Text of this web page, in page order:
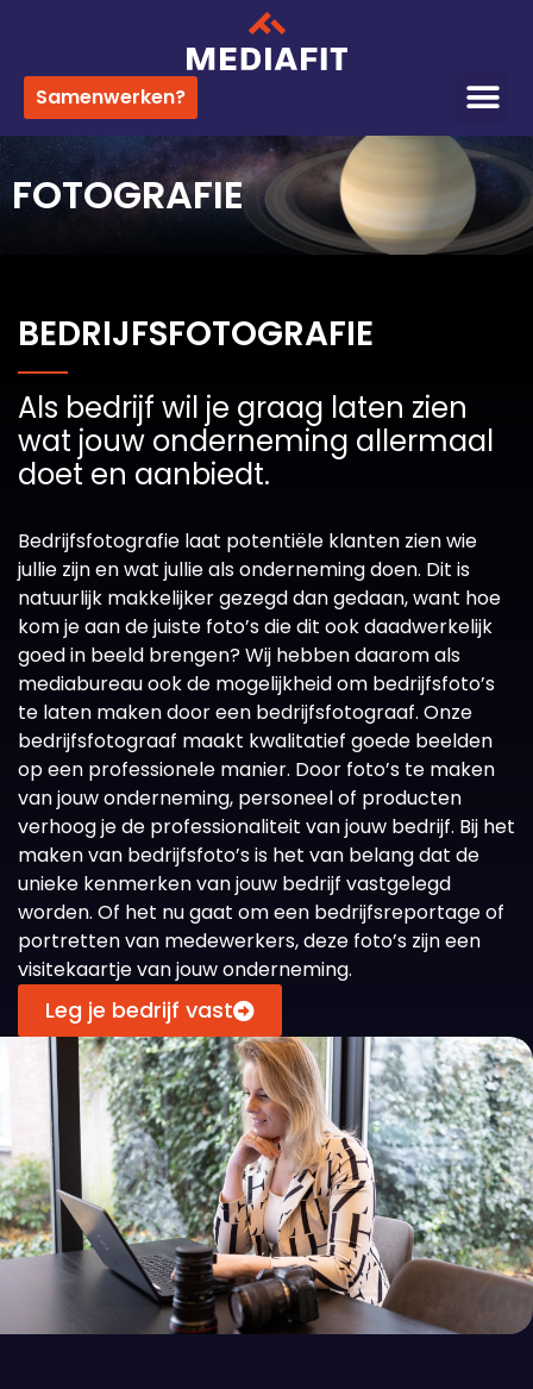
Samenwerken?
FOTOGRAFIE
BEDRIJFSFOTOGRAFIE
Als bedrijf wil je graag laten zien
wat jouw onderneming allermaal
doet en aanbiedt.
Bedrijfsfotografie laat potentiële klanten zien wie
jullie zijn en wat jullie als onderneming doen. Dit is
natuurlijk makkelijker gezegd dan gedaan, want hoe
kom je aan de juiste foto’s die dit ook daadwerkelijk
goed in beeld brengen? Wij hebben daarom als
mediabureau ook de mogelijkheid om bedrijfsfoto’s
te laten maken door een bedrijfsfotograaf. Onze
bedrijfsfotograaf maakt kwalitatief goede beelden
op een professionele manier. Door foto’s te maken
van jouw onderneming, personeel of producten
verhoog je de professionaliteit van jouw bedrijf. Bij het
maken van bedrijfsfoto’s is het van belang dat de
unieke kenmerken van jouw bedrijf vastgelegd
worden. Of het nu gaat om een bedrijfsreportage of
portretten van medewerkers, deze foto’s zijn een
visitekaartje van jouw onderneming.
Leg je bedrijf vast